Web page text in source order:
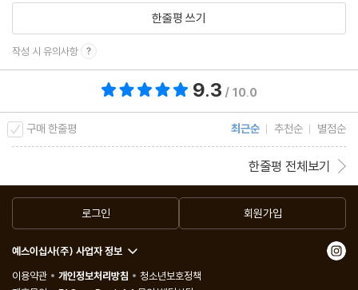
한줄평 쓰기
작성 시 유의사항
9.3 / 10.0
구매 한줄평 최근순 추천순 별점순
한줄평 전체보기
로그인 회원가입
예스이십사(주) 사업자 정보
이용약관
개인정보처리방침
청소년보호정책